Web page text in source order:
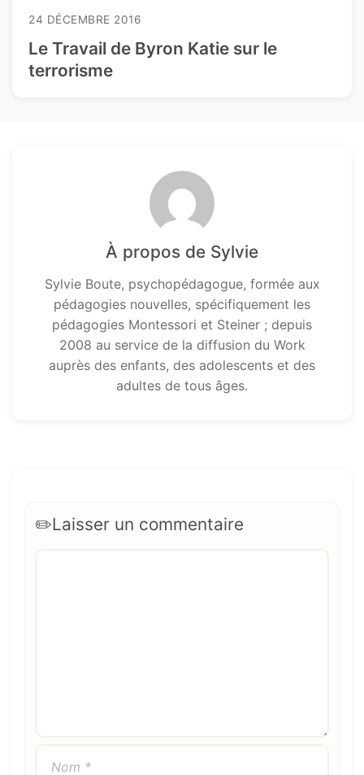
24 DÉCEMBRE 2016
Le Travail de Byron Katie sur le
terrorisme
À propos de Sylvie
Sylvie Boute, psychopédagogue, formée aux
pédagogies nouvelles, spécifiquement les
pédagogies Montessori et Steiner ; depuis
2008 au service de la diffusion du Work
auprès des enfants, des adolescents et des
adultes de tous âges.
Laisser un commentaire